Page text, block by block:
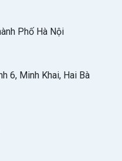
Phố Hà Nội
6, Minh Khai, Hai Bà